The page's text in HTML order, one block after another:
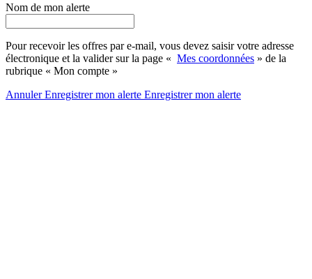
Nom de mon alerte
Pour recevoir les offres par e-mail, vous devez saisir votre adresse
électronique et la valider sur la page « Mes coordonnées » de la
rubrique « Mon compte »
AnnulerEnregistrer mon alerte Enregistrermon alerte